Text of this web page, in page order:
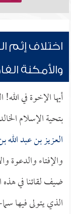
اختلاف إثم
والأمكنة
أيها الإخوة في
بتحية الإسلام
العزيز بن عبد الله
والإفتاء والدعوة
ضيف لقائنا في هذه
الذي يتولى فيها